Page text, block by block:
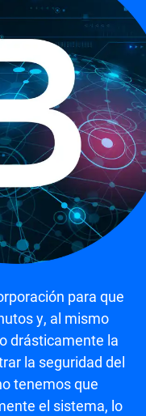
para que
y, al mismo
drásticamente la
la seguridad del
tenemos que
el sistema, lo